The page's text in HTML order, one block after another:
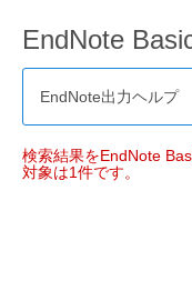
EndNote
EndNote出力ヘルプ
検索結果をEndNote
対象は1件です。